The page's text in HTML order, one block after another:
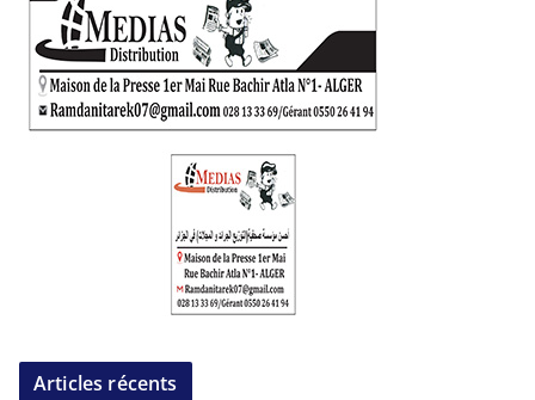
Articles récents